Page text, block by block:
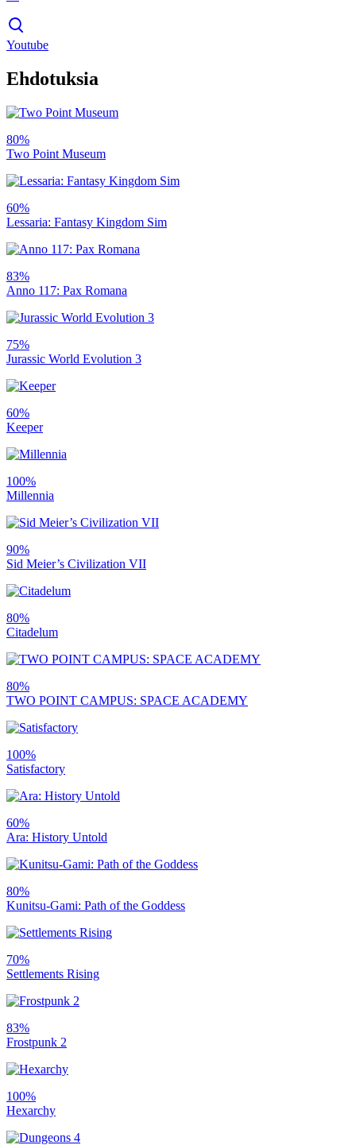
Youtube
Ehdotuksia
80%
Two Point Museum
60%
Lessaria: Fantasy Kingdom Sim
83%
Anno 117: Pax Romana
75%
Jurassic World Evolution 3
60%
Keeper
100%
Millennia
90%
Sid Meier’s Civilization VII
80%
Citadelum
80%
TWO POINT CAMPUS: SPACE ACADEMY
100%
Satisfactory
60%
Ara: History Untold
80%
Kunitsu-Gami: Path of the Goddess
70%
Settlements Rising
83%
Frostpunk 2
100%
Hexarchy